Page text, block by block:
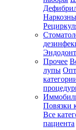
Прочее
лупы
Повязки
Все
пациента